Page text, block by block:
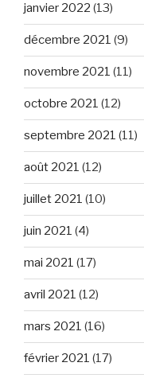
janvier 2022 (13)
décembre 2021 (9)
novembre 2021 (11)
octobre 2021 (12)
septembre 2021 (11)
août 2021 (12)
juillet 2021 (10)
juin 2021 (4)
mai 2021 (17)
avril 2021 (12)
mars 2021 (16)
février 2021 (17)